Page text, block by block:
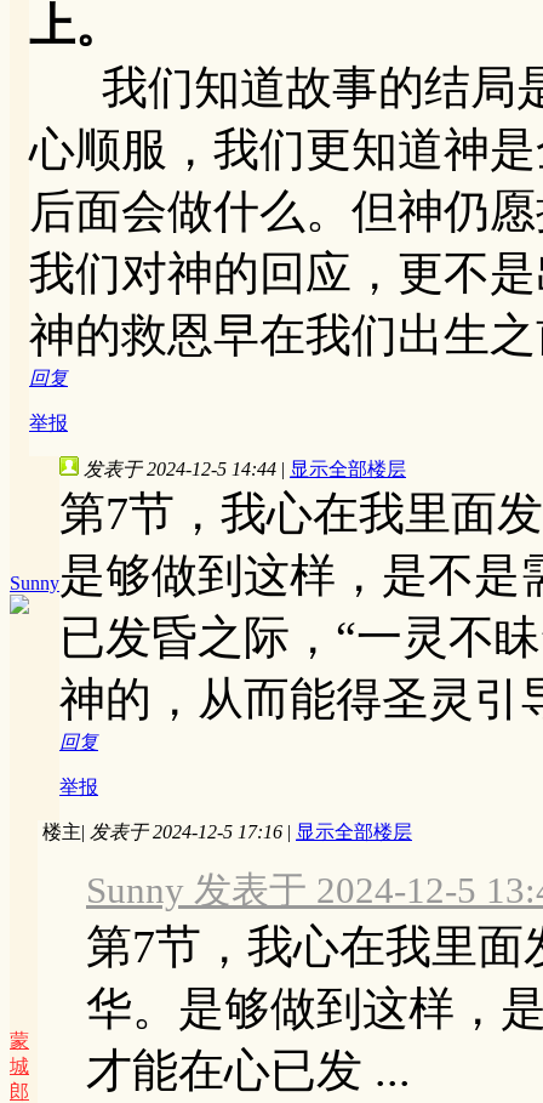
上。
我们知道故事的结局
心顺服，我们更知道神
后面会做什么。但神仍
我们对神的回应，更不
神的救恩早在我们出生
回复
举报
Sunny
发表于 2024-12-5 14:44 | 显示全部楼层
第7节，我心在我里面
是够做到这样，是不是
已发昏之际，“一灵不
神的，从而能得圣灵引
回复
举报
蒙
城
郎
楼主| 发表于 2024-12-5 17:16 | 显示全部楼层
Sunny 发表于 2024-12-5
第7节，我心在我里
华。是够做到这样，
才能在心已发 ...